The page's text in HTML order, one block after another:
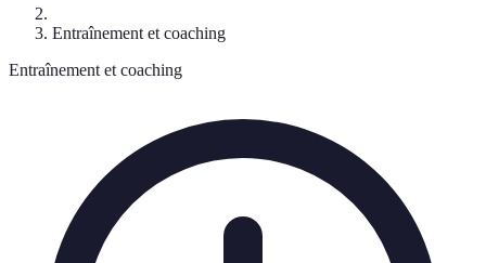
Entraînement et coaching
Entraînement et coaching